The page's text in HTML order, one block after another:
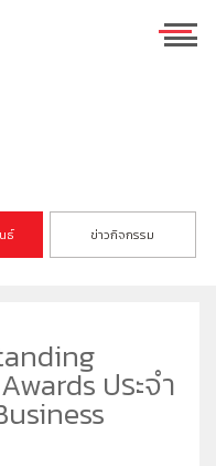
โชคชัย 4 เฟส 2
ธ์ ข่าวกิจกรรม
ประจำ